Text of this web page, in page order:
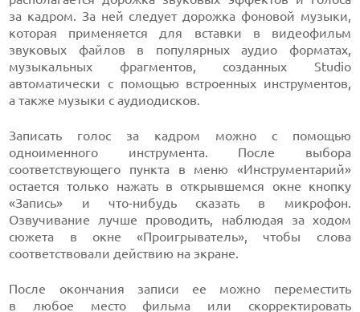
за кадром. За ней следует дорожка фоновой музыки,
которая применяется для вставки в видеофильм
звуковых файлов в популярных аудио форматах,
музыкальных фрагментов, созданных Studio
автоматически с помощью встроенных инструментов,
а также музыки с аудиодисков.
Записать голос за кадром можно с помощью
одноименного инструмента. После выбора
соответствующего пункта в меню «Инструментарий»
остается только нажать в открывшемся окне кнопку
«Запись» и что-нибудьсказать в микрофон.
Озвучивание лучше проводить, наблюдая за ходом
сюжета в окне «Проигрыватель», чтобы слова
соответствовали действию на экране.
После окончания записи ее можно переместить
в любое место фильма или скорректировать